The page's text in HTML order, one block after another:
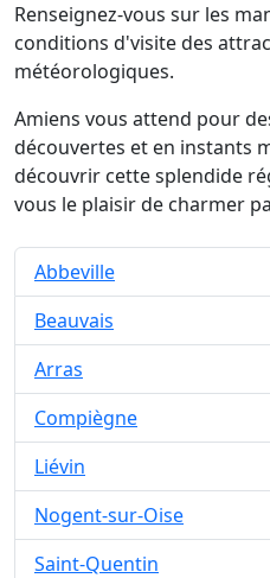
Renseignez-vous sur les
conditions d'visite des
météorologiques.
Amiens vous attend pour
découvertes et en instants
découvrir cette splendide
vous le plaisir de charmer
Abbeville
Beauvais
Arras
Compiègne
Liévin
Nogent-sur-Oise
Saint-Quentin